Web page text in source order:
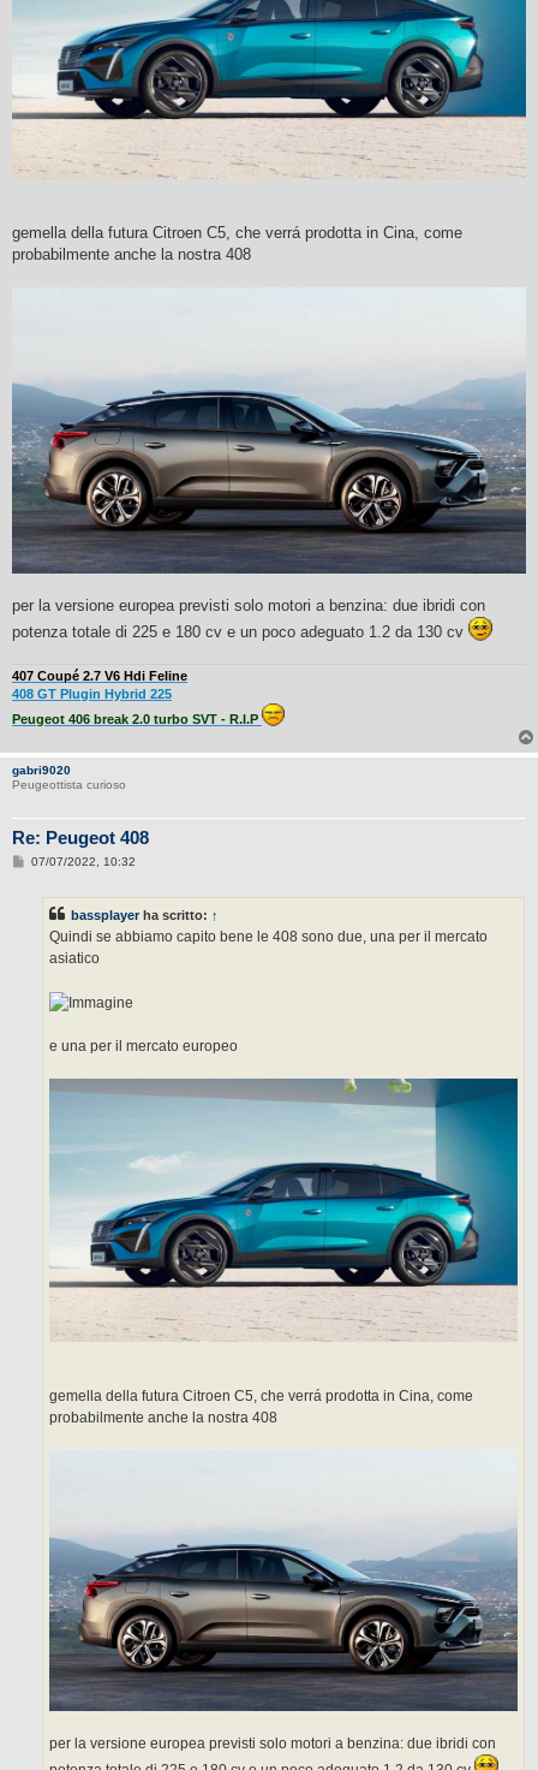
gemella della futura Citroen C5, che verrá prodotta in Cina, come
probabilmente anche la nostra 408
per la versione europea previsti solo motori a benzina: due ibridi con
potenza totale di 225 e 180 cv e un poco adeguato 1.2 da 130 cv
407 Coupé 2.7 V6 Hdi Feline
408 GT Plugin Hybrid 225
Peugeot 406 break 2.0 turbo SVT - R.I.P
gabri9020
Peugeottista curioso
Re: Peugeot 408
M07/07/2022, 10:32
bassplayerha scritto: ↑
Quindi se abbiamo capito bene le 408 sono due, una per il mercato
asiatico
e una per il mercato europeo
gemella della futura Citroen C5, che verrá prodotta in Cina, come
probabilmente anche la nostra 408
per la versione europea previsti solo motori a benzina: due ibridi con